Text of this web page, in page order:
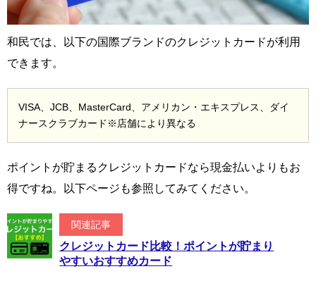
和民では、以下の国際ブランドのクレジットカードが利用
できます。
VISA、JCB、MasterCard、アメリカン・エキスプレス、ダイ
ナースクラブカード※店舗により異なる
ポイントが貯まるクレジットカードなら現金払いよりもお
得ですね。以下ページも参照してみてください。
関連記事
クレジットカード比較！ポイントが貯まり
やすいおすすめカード